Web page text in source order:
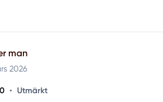
man
2026
• Utmärkt